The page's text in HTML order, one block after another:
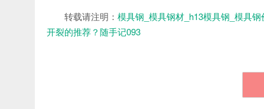
转载请注明： 模具钢_模具钢材_h13模具钢_模具
开裂的推荐？随手记093